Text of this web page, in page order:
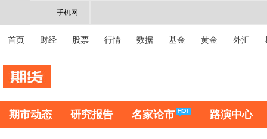
手机网
首页 财经 股票 行情 数据 基金 黄金 外汇
期市动态 研究报告 名家论市 路演中心